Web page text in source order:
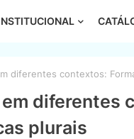
diferentes contextos:
diferentes
plurais